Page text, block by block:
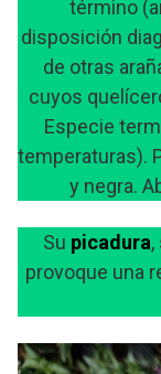
término
disposición
de otras
cuyos
Especie
temperaturas).
y negra.
Su picadura
provoque una